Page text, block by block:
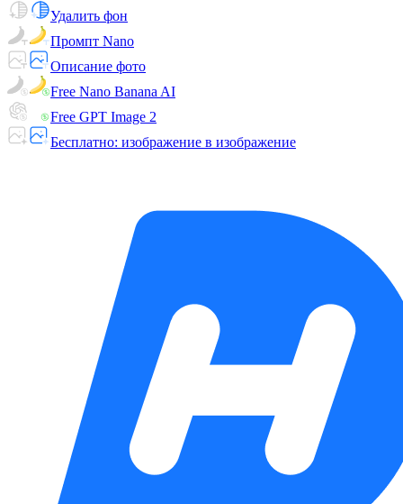
Удалить фон
Промпт Nano
Описание фото
Free Nano Banana AI
Free GPT Image 2
Бесплатно: изображение в изображение